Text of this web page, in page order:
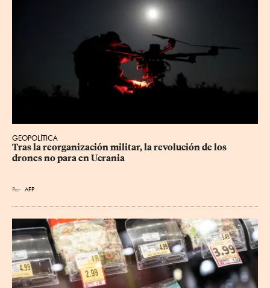
GEOPOLÍTICA
Tras la reorganización militar, la revolución de los
drones no para en Ucrania
Por AFP